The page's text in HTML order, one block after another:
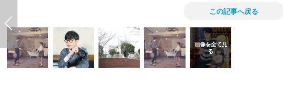
この記事へ戻る